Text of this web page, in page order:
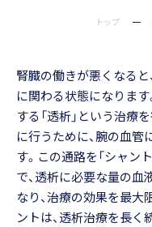
トップ
腎臓の働きが悪くなると
に関わる状態になりま
する「透析」という治療
に行うために、腕の血
す。この通路を「シャン
で、透析に必要な量の
なり、治療の効果を最
ントは、透析治療を長